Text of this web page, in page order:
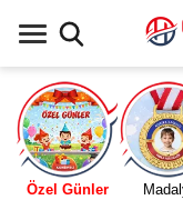
Özel Günler